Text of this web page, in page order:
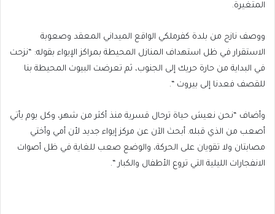
المتغيرة.
ووصف نازح من بلدة كفرملكي الواقع الميداني المعقد وصعوبة
الاستقرار في ظل استهداف المنازل المحيطة بمراكز الإيواء بقوله: “نزحت
في البداية من حارة حريك إلى الجنوب، ثم تعرضت البيوت المحيطة بنا
للقصف فعدنا إلى بيروت “.
وأضاف “نحن نعيش حياة ترحال قسرية منذ أكثر من شهر، وكل يوم يأتي
أصعب من الذي قبله. أبحث الآن عن مركز إيواء جديد لأن أمي وأختي
مصابتان ولا تقويان على الحركة، والوضع صعب للغاية في ظل أصوات
الانفجارات الليلية التي تروع الأطفال والكبار “.